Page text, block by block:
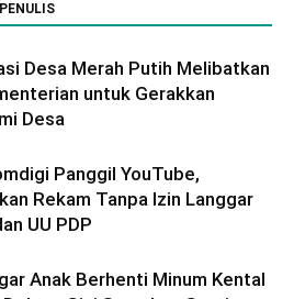
Desa Merah Putih Melibatkan
untuk Gerakkan
Desa
Panggil YouTube,
Rekam Tanpa Izin Langgar
UU PDP
Anak Berhenti Minum Kental